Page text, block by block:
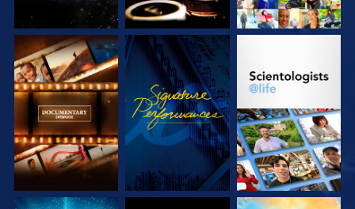
DÉCOUVRIR LES
SÉRIES
REGARDER
DÉCOUVRIR LES